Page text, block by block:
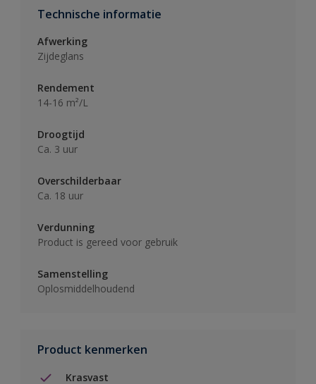
Technische informatie
Afwerking
Zijdeglans
Rendement
14-16 m²/L
Droogtijd
Ca. 3 uur
Overschilderbaar
Ca. 18 uur
Verdunning
Product is gereed voor gebruik
Samenstelling
Oplosmiddelhoudend
Product kenmerken
Krasvast